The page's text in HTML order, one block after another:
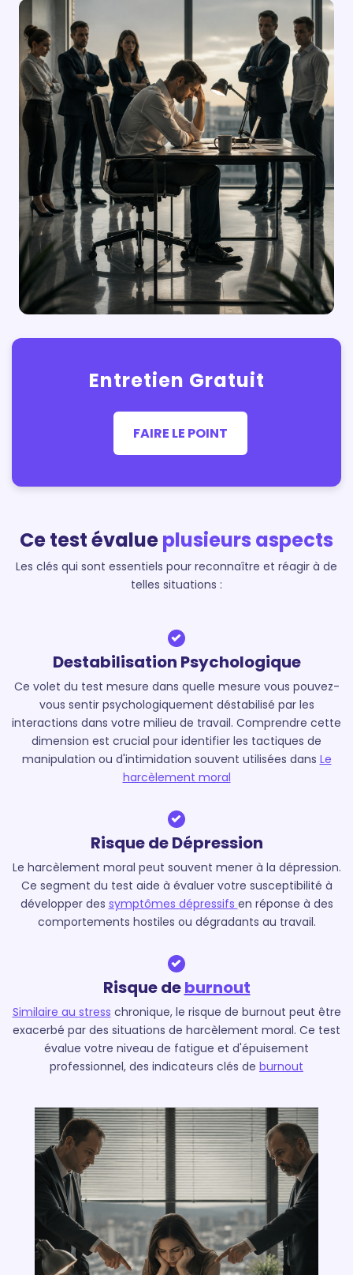
Entretien Gratuit
FAIRE LE POINT
Ce test évalueplusieurs aspects
Les clés qui sont essentiels pour reconnaître et réagir à de
telles situations :
Destabilisation Psychologique
Ce volet du test mesure dans quelle mesure vous pouvez-
vous sentir psychologiquement déstabilisé par les
interactions dans votre milieu de travail. Comprendre cette
dimension est crucial pour identifier les tactiques de
manipulation ou d'intimidation souvent utilisées dans Le
harcèlement moral
Risque de Dépression
Le harcèlement moral peut souvent mener à la dépression.
Ce segment du test aide à évaluer votre susceptibilité à
développer des symptômes dépressifs en réponse à des
comportements hostiles ou dégradants au travail.
Risque deburnout
Similaire au stress chronique, le risque de burnout peut être
exacerbé par des situations de harcèlement moral. Ce test
évalue votre niveau de fatigue et d'épuisement
professionnel, des indicateurs clés de burnout